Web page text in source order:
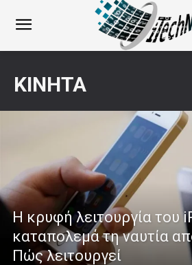
ΚΙΝΗΤΆ
Η κρυφή λειτουργία του
καταπολεμά τη ναυτία
Πώς λειτουργεί